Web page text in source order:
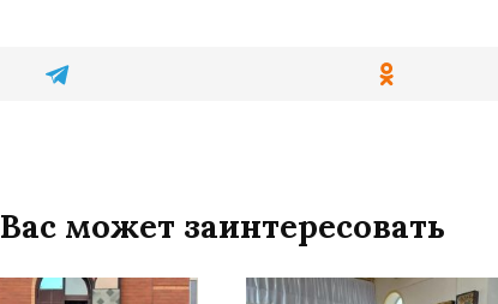
Вас может заинтересовать